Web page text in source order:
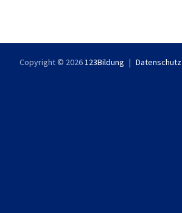
Copyright © 2026123Bildung Datenschutz